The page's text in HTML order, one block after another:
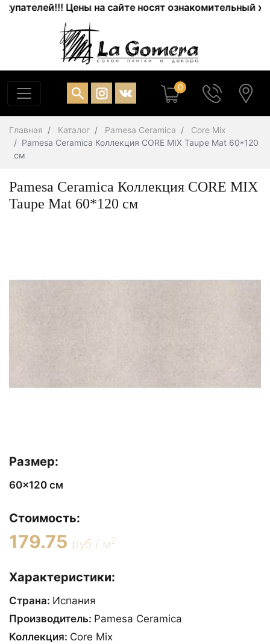
Цены на сайте носят ознакомительный
0
Главная Каталог Pamesa Ceramica
Core Mix
Pamesa Ceramica Коллекция CORE MIX Taupe Mat 60*120
см
Pamesa Ceramica Коллекция CORE MIX
Taupe Mat 60*120 см
Размер:
60x120 см
Стоимость:
179.75 руб / м2
Характеристики:
Страна: Испания
Производитель: Pamesa Ceramica
Коллекция: Core Mix